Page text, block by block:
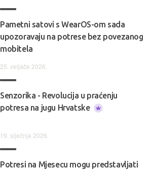
Pametni satovi s WearOS-om sada
upozoravaju na potrese bez povezanog
mobitela
25. veljače 2026.
Senzorika - Revolucija u praćenju
potresa na jugu Hrvatske
19. siječnja 2026.
Potresi na Mjesecu mogu predstavljati